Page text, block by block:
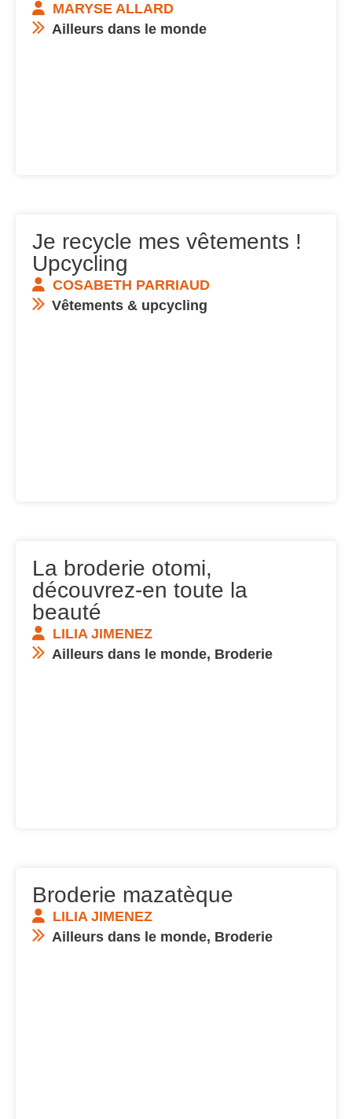
MARYSE ALLARD
Ailleurs dans le monde
Je recycle mes vêtements !
Upcycling
COSABETH PARRIAUD
Vêtements & upcycling
La broderie otomi,
découvrez-en toute la
beauté
LILIA JIMENEZ
Ailleurs dans le monde, Broderie
Broderie mazatèque
LILIA JIMENEZ
Ailleurs dans le monde, Broderie